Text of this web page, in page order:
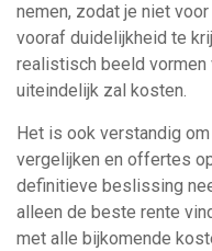
nemen, zodat je niet
vooraf duidelijkheid te
realistisch beeld vormen
uiteindelijk zal kosten.
Het is ook verstandig
vergelijken en offertes
definitieve beslissing
alleen de beste rente
met alle bijkomende